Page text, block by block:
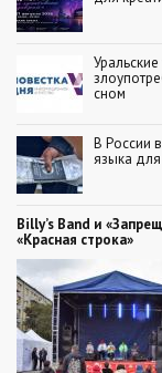
сном
В России
языка
Billy’s Band и
«Красная строка»